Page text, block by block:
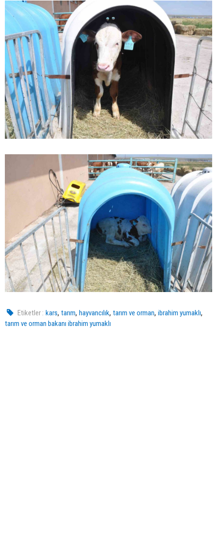
Etiketler : kars,tarım,hayvancılık,tarım ve orman,ibrahim yumaklı,
tarım ve orman bakanı ibrahim yumaklı